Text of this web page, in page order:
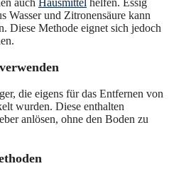
auch Hausmittel helfen. Essig
Wasser und Zitronensäure kann
Diese Methode eignet sich jedoch
die eigens für das Entfernen von
wurden. Diese enthalten
anlösen, ohne den Boden zu